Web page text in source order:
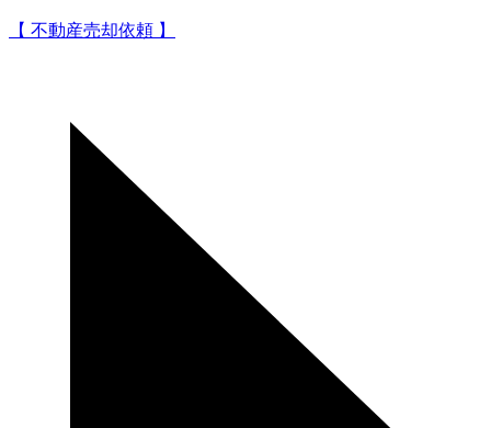
【 不動産売却依頼 】